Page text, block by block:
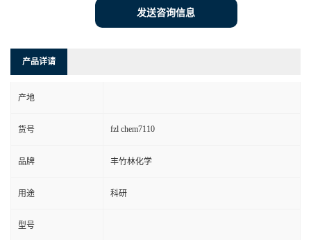
发送咨询信息
产品详请
产地
货号 fzl chem7110
品牌 丰竹林化学
用途 科研
型号